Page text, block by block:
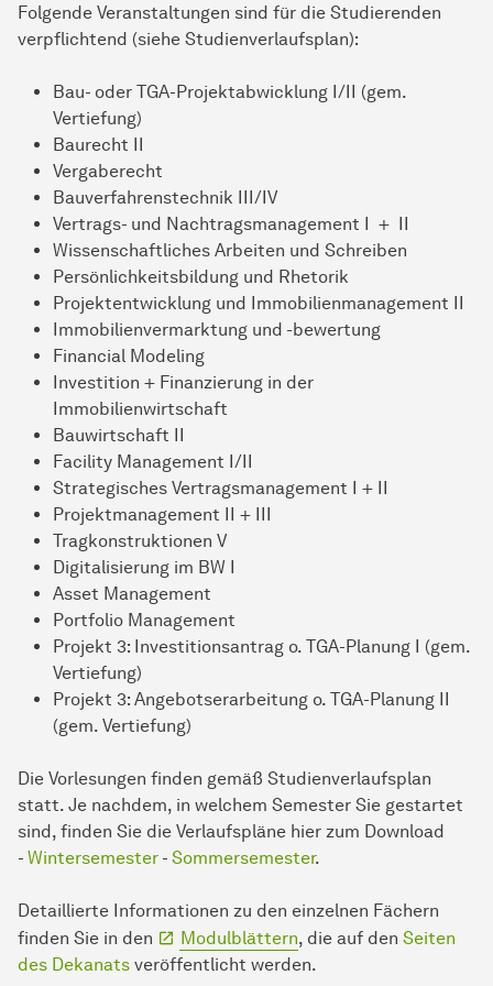
Folgende Veranstaltungen sind für die Studierenden
verpflichtend (siehe Studienverlaufsplan):
Bau- oder TGA-Projektabwicklung I/II (gem.
Vertiefung)
Baurecht II
Vergaberecht
Bauverfahrenstechnik III/IV
Vertrags- und Nachtragsmanagement I + II
Wissenschaftliches Arbeiten und Schreiben
Persönlichkeitsbildung und Rhetorik
Projektentwicklung und Immobilienmanagement II
Immobilienvermarktung und -bewertung
Financial Modeling
Investition + Finanzierung in der
Immobilienwirtschaft
Bauwirtschaft II
Facility Management I/II
Strategisches Vertragsmanagement I + II
Projektmanagement II + III
Tragkonstruktionen V
Digitalisierung im BW I
Asset Management
Portfolio Management
Projekt 3: Investitionsantrag o. TGA-Planung I (gem.
Vertiefung)
Projekt 3: Angebotserarbeitung o. TGA-Planung II
(gem. Vertiefung)
Die Vorlesungen finden gemäß Studienverlaufsplan
statt. Je nachdem, in welchem Semester Sie gestartet
sind, finden Sie die Verlaufspläne hier zum Download
- Wintersemester - Sommersemester.
Detaillierte Informationen zu den einzelnen Fächern
finden Sie in den
Modulblättern, die auf den Seiten
des Dekanats veröffentlicht werden.